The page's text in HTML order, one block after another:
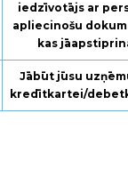
iedzīvotājs ar
apliecinošu
kas
Jābūt jūsu
kredītkartei/